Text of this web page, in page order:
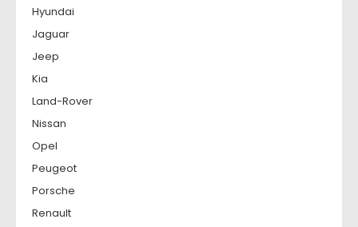
Hyundai
Jaguar
Jeep
Kia
Land-Rover
Nissan
Opel
Peugeot
Porsche
Renault